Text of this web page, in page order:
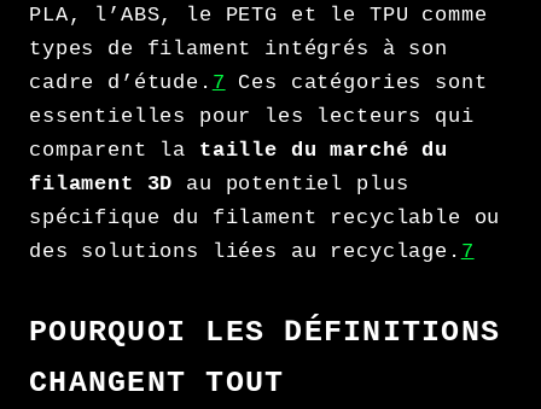
PLA, l’ABS, le PETG et le TPU comme
types de filament intégrés à son
cadre d’étude. 7 Ces catégories sont
essentielles pour les lecteurs qui
comparent la taille du marché du
filament 3D au potentiel plus
spécifique du filament recyclable ou
des solutions liées au recyclage. 7
POURQUOI LES DÉFINITIONS
CHANGENT TOUT